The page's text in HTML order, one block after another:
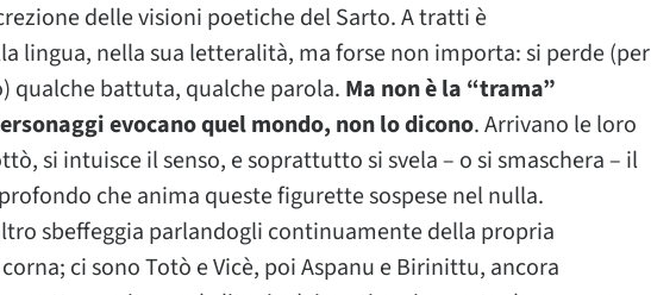
delle visioni poetiche del Sarto. A tratti è
lingua, nella sua letteralità, ma forse non importa: si perde (per
qualche battuta, qualche parola. Ma non è la “trama”
evocano quel mondo, non lo dicono. Arrivano le loro
si intuisce il senso, e soprattutto si svela – o si smaschera – il
che anima queste figurette sospese nel nulla.
sbeffeggia parlandogli continuamente della propria
ci sono Totò e Vicè, poi Aspanu e Birinittu, ancora